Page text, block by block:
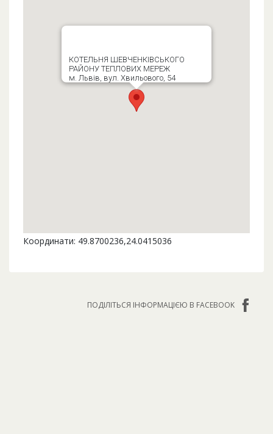
КОТЕЛЬНЯ ШЕВЧЕНКІВСЬКОГО
РАЙОНУ ТЕПЛОВИХ МЕРЕЖ
м. Львів, вул. Хвильового, 54
Координати: 49.8700236,24.0415036
ПОДІЛІТЬСЯ ІНФОРМАЦІЄЮ В FACEBOOK